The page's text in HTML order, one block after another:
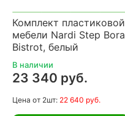
Комплект пластиковой
мебели Nardi Step Bora
Bistrot, белый
В наличии
23 340 руб.
Цена от 2шт: 22 640 руб.